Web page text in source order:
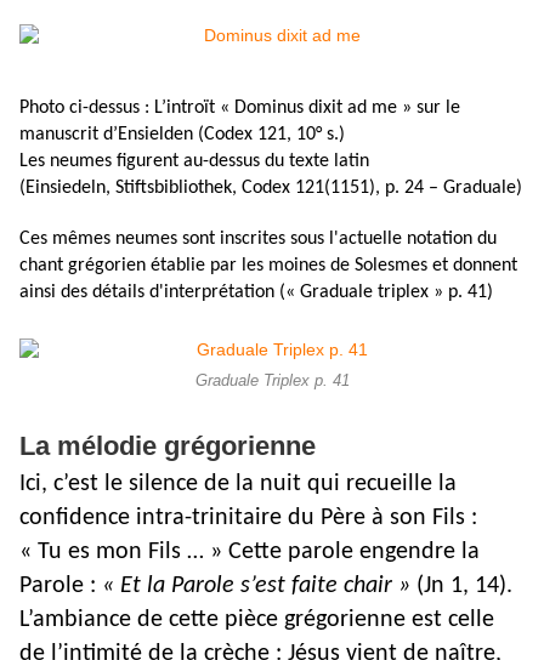
Photo ci-dessus : L’introït « Dominus dixit ad me » sur le
manuscrit d’Ensielden (Codex 121, 10° s.)
Les neumes figurent au-dessus du texte latin
(Einsiedeln, Stiftsbibliothek, Codex 121(1151), p. 24 – Graduale)
Ces mêmes neumes sont inscrites sous l'actuelle notation du
chant grégorien établie par les moines de Solesmes et donnent
ainsi des détails d'interprétation (« Graduale triplex » p. 41)
Graduale Triplex p. 41
La mélodie grégorienne
Ici, c’est le silence de la nuit qui recueille la
confidence intra-trinitaire du Père à son Fils :
« Tu es mon Fils … » Cette parole engendre la
Parole : « Et la Parole s’est faite chair » (Jn 1, 14).
L’ambiance de cette pièce grégorienne est celle
de l’intimité de la crèche : Jésus vient de naître,